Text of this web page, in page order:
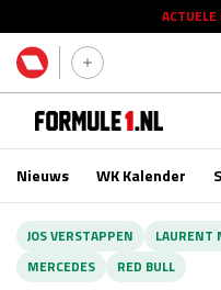
Race
Nieuws WK Kalender
JOS VERSTAPPEN LAURENT
MERCEDES
RED BULL